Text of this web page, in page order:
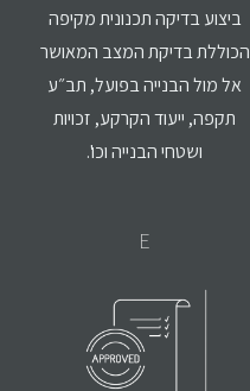
ביצוע בדיקה תכנונית מקיפה
הכוללת בדיקת המצב המאושר
אל מול הבנייה בפועל, תב״ע
תקפה, ייעוד הקרקע, זכויות
ושטחי הבנייה וכו'.
E